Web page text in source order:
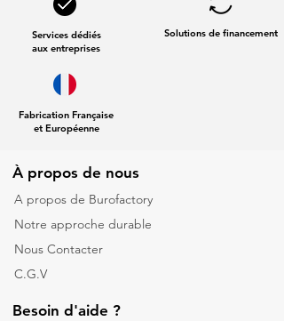
Services dédiés
aux entreprises
Fabrication Française
et Européenne
Solutions de financement
À propos de nous
A propos de Burofactory
Notre approche durable
Nous Contacter
C.G.V
Besoin d'aide ?